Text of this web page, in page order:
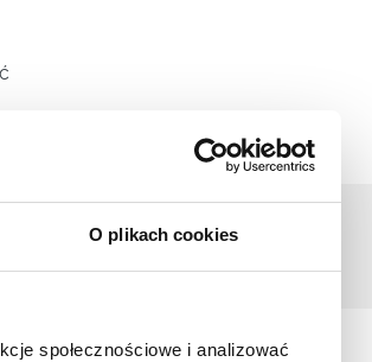
O plikach cookies
społecznościowe i analizować